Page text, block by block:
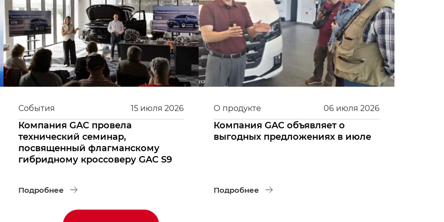
15 июля 2026
События
Компания GAC провела
технический семинар,
посвященный флагманскому
гибридному кроссоверу GAC S9
Подробнее
06 июля 2026
О продукте
Компания GAC объявляет о
выгодных предложениях в июле
Подробнее